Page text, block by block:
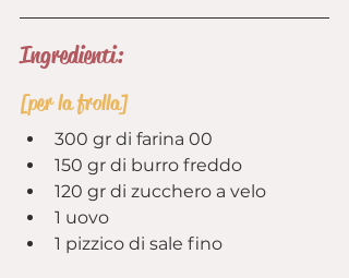
Ingredienti:
[per la frolla]
300 gr di farina 00
150 gr di burro freddo
120 gr di zucchero a velo
1 uovo
1 pizzico di sale fino